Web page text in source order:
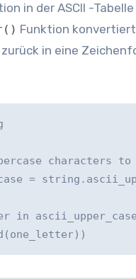
in der ASCII -Tabelle
Funktion
in eine
characters
=
in